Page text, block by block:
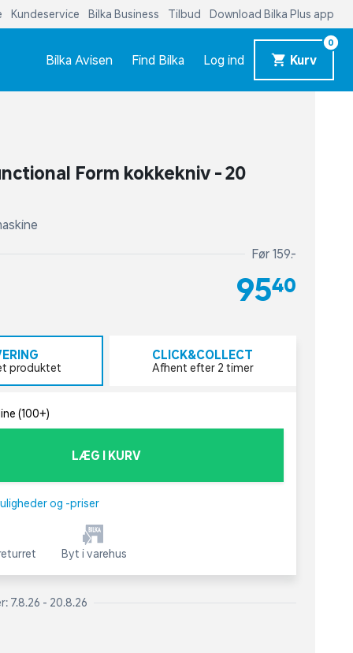
Kundeservice Bilka Business Tilbud Download Bilka Plus app
Bilka Avisen Find Bilka Log ind Kurv
0
Form kokkekniv - 20
Før 159,-
95,40
produktet
CLICK&COLLECT
Afhent efter 2 timer
(100+)
LÆG I KURV
og -priser
Byt i varehus
7.8.26 - 20.8.26